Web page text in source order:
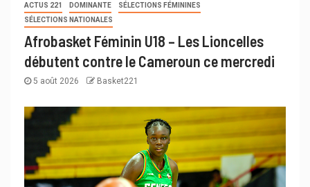
ACTUS 221 DOMINANTE
SÉLECTIONS FÉMININES
SÉLECTIONS NATIONALES
Afrobasket Féminin U18 – Les Lioncelles
débutent contre le Cameroun ce mercredi
5 août 2026 Basket221